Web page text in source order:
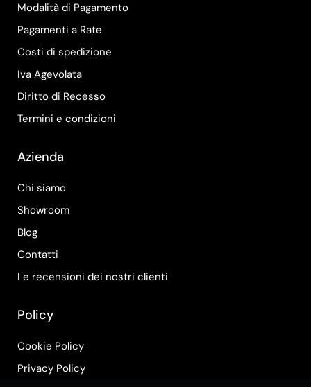
Modalità di Pagamento
Pagamenti a Rate
Costi di spedizione
Iva Agevolata
Diritto di Recesso
Termini e condizioni
Azienda
Chi siamo
Showroom
Blog
Contatti
Le recensioni dei nostri clienti
Policy
Cookie Policy
Privacy Policy